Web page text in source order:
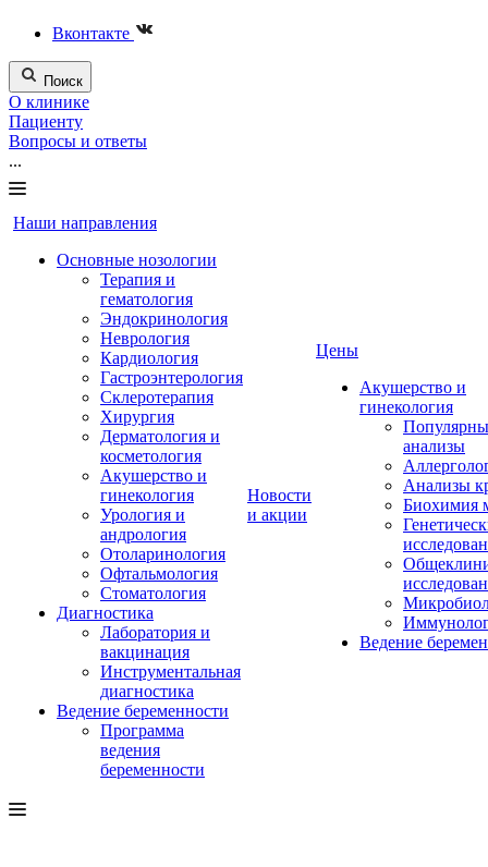
Вконтакте
Поиск
О клинике
Пациенту
Вопросы и ответы
...
Наши направления
Основные нозологии
Терапия и
гематология
Эндокринология
Неврология
Кардиология
Гастроэнтерология
Склеротерапия
Хирургия
Дерматология и
косметология
Акушерство и
гинекология
Урология и
андрология
Отоларинология
Офтальмология
Стоматология
Диагностика
Лаборатория и
вакцинация
Инструментальная
диагностика
Ведение беременности
Программа
ведения
беременности
Новости
и акции
Цены
Акушерство и
гинекология
анализы
Анализы
Биохимия
Ведение